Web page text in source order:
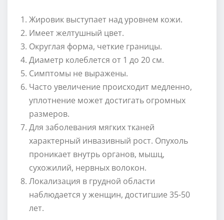
Жировик выступает над уровнем кожи.
Имеет желтушный цвет.
Округлая форма, четкие границы.
Диаметр колеблется от 1 до 20 см.
Симптомы не выражены.
Часто увеличение происходит медленно,
уплотнение может достигать огромных
размеров.
Для заболевания мягких тканей
характерный инвазивный рост. Опухоль
проникает внутрь органов, мышц,
сухожилий, нервных волокон.
Локализация в грудной области
наблюдается у женщин, достигшие 35-50
лет.